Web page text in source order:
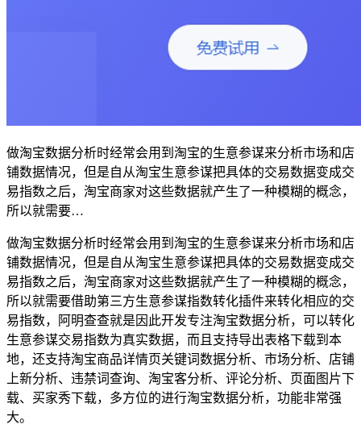
做淘宝数据分析时经常会用到淘宝的生意参谋来分析市场和店
铺数据情况，但是自从淘宝生意参谋把具体的交易数据变成交
易指数之后，淘宝商家对这些数据就产生了一种模糊的概念，
所以就需要…
做淘宝数据分析时经常会用到淘宝的生意参谋来分析市场和店
铺数据情况，但是自从淘宝生意参谋把具体的交易数据变成交
易指数之后，淘宝商家对这些数据就产生了一种模糊的概念，
所以就需要借助第三方生意参谋指数转化插件来转化相应的交
易指数，阿明查查就是因此开发专注淘宝数据分析，可以转化
生意参谋交易指数为真实数据，而且支持导出表格下载到本
地，还支持淘宝商品详情页关键词数据分析、市场分析、店铺
上新分析、违禁词查询、淘宝客分析、评论分析、页面图片下
载、买家秀下载，多方位的进行淘宝数据分析，功能非常强
大。